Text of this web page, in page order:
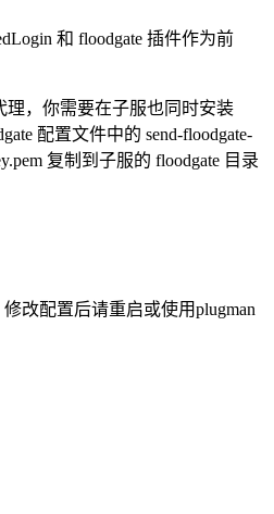
和 floodgate 插件作为前
理，你需要在子服也同时安装
配置文件中的 send-floodgate-
复制到子服的 floodgate 目录
改配置后请重启或使用plugman